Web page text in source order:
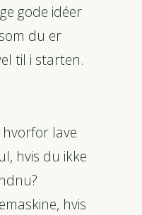
gode idéer
du er
til i starten.
lave
hvis du ikke
hvis